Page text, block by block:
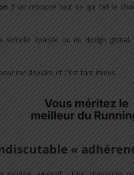
7 on retrouve tout ce qui fait le
épaisse ou du design
me déplaire et c’est tant mieux.
«